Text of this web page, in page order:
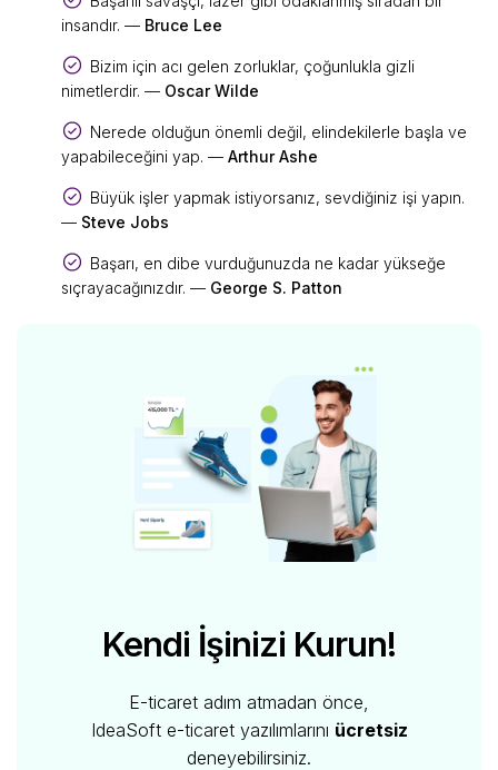
insandır. — Bruce Lee
Bizim için acı gelen zorluklar, çoğunlukla gizli
nimetlerdir. — Oscar Wilde
Nerede olduğun önemli değil, elindekilerle başla ve
yapabileceğini yap. — Arthur Ashe
Büyük işler yapmak istiyorsanız, sevdiğiniz işi yapın.
— Steve Jobs
Başarı, en dibe vurduğunuzda ne kadar yükseğe
sıçrayacağınızdır. — George S. Patton
Kendi İşinizi Kurun!
E-ticaret adım atmadan önce,
IdeaSoft e-ticaret yazılımlarını ücretsiz
deneyebilirsiniz.